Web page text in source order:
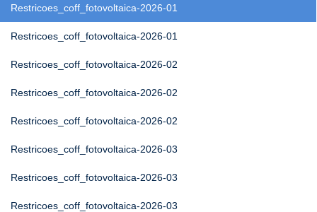
Restricoes_coff_fotovoltaica-2026-01
Restricoes_coff_fotovoltaica-2026-01
Restricoes_coff_fotovoltaica-2026-02
Restricoes_coff_fotovoltaica-2026-02
Restricoes_coff_fotovoltaica-2026-02
Restricoes_coff_fotovoltaica-2026-03
Restricoes_coff_fotovoltaica-2026-03
Restricoes_coff_fotovoltaica-2026-03